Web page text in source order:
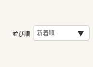
並び順